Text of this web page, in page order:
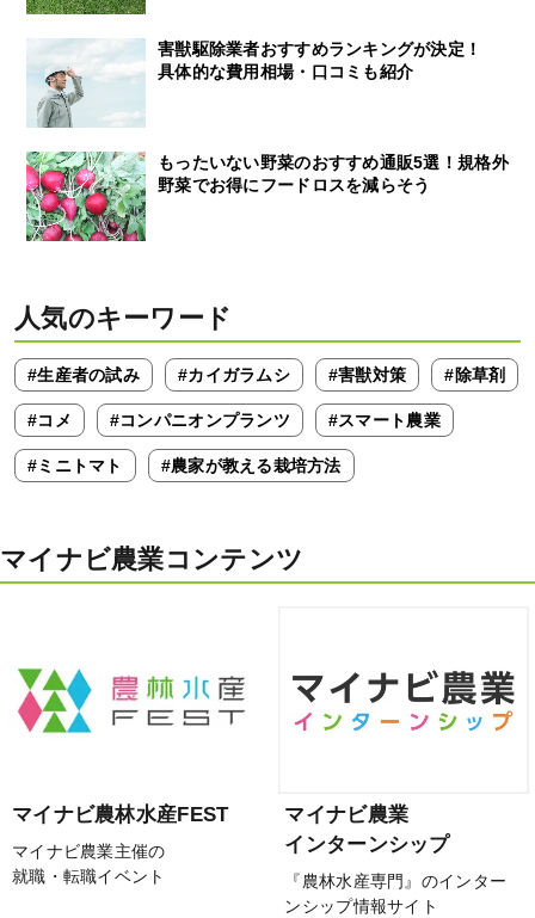
害獣駆除業者おすすめランキングが決定！
具体的な費用相場・口コミも紹介
もったいない野菜のおすすめ通販5選！規格外
野菜でお得にフードロスを減らそう
人気のキーワード
#生産者の試み #カイガラムシ #害獣対策 #除草剤
#コメ #コンパニオンプランツ #スマート農業
#ミニトマト #農家が教える栽培方法
マイナビ農業コンテンツ
マイナビ農林水産FEST
マイナビ農業主催の
就職・転職イベント
マイナビ農業
インターンシップ
『農林水産専門』のインター
ンシップ情報サイト